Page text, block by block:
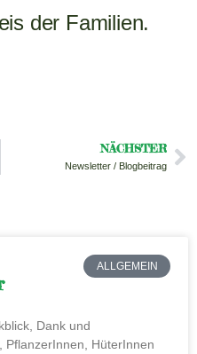
der Familien.
NÄCHSTER
Newsletter / Blogbeitrag
ALLGEMEIN
Dank und
PflanzerInnen, HüterInnen